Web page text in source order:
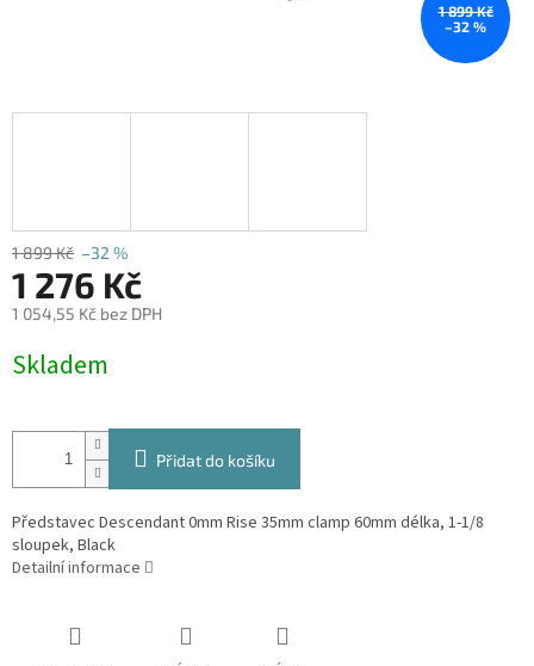
1 899 Kč
–32 %
1 899 Kč –32 %
1 276 Kč
1 054,55 Kč bez DPH
cena:
Skladem
Přidat do košíku
Představec Descendant 0mm Rise 35mm clamp 60mm délka, 1-1/8
sloupek, Black
Detailní informace